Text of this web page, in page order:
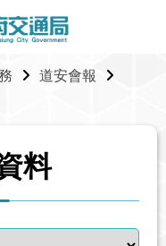
道安會報
料